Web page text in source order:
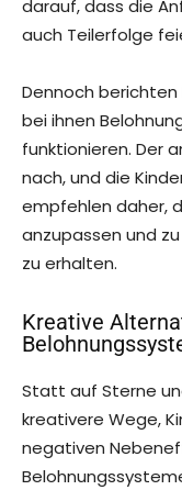
darauf, dass die
auch Teilerfolge
Dennoch berichten
bei ihnen
funktionieren. Der
nach, und die
empfehlen daher,
anzupassen und
zu erhalten.
Kreative
Statt auf Sterne
kreativere Wege,
negativen